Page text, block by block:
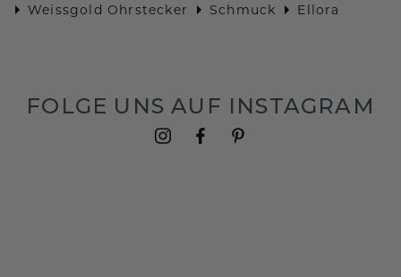
Weissgold Ohrstecker
Schmuck Ellora
FOLGE UNS AUF INSTAGRAM